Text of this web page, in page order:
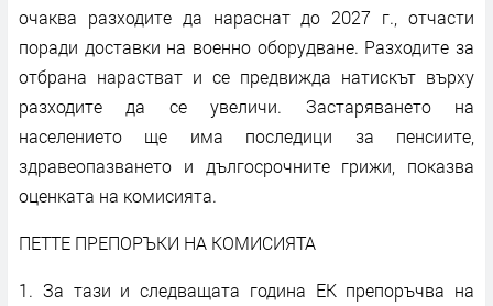
очаква разходите да нараснат до 2027 г., отчасти
поради доставки на военно оборудване. Разходите за
отбрана нарастват и се предвижда натискът върху
разходите да се увеличи. Застаряването на
населението ще има последици за пенсиите,
здравеопазването и дългосрочните грижи, показва
оценката на комисията.
ПЕТТЕ ПРЕПОРЪКИ НА КОМИСИЯТА
1. За тази и следващата година ЕК препоръчва на